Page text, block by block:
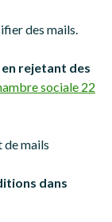
des mails.
rejetant des
sociale 22
de mails
dans